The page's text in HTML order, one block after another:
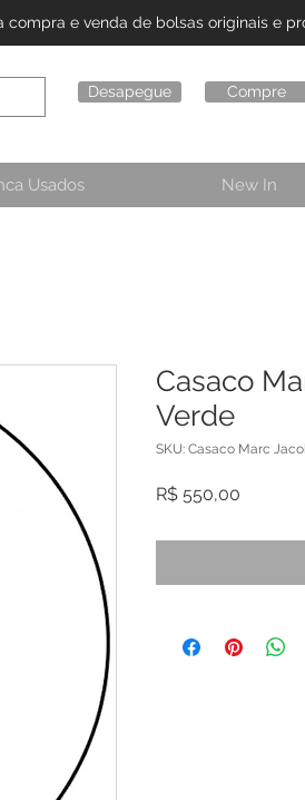
e venda de bolsas originais e
Desapegue Compre
Usados New In
Casaco
Verde
SKU: Casaco Marc
R$ 550,00